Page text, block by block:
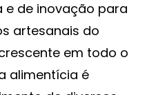
e de inovação para
artesanais do
em todo o
alimentícia é